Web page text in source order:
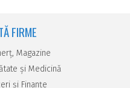
FIRME
Magazine
şi Medicină
şi Finanţe